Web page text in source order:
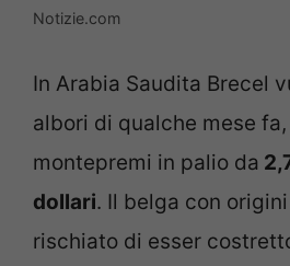
Notizie.com
In Arabia Saudita Brecel
albori di qualche mese
montepremi in palio da
dollari. Il belga con
rischiato di esser